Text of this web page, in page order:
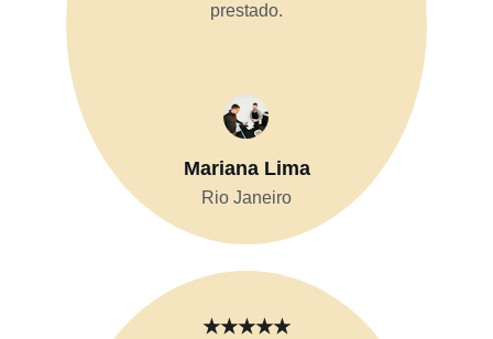
prestado.
Mariana Lima
Rio Janeiro
★★★★★